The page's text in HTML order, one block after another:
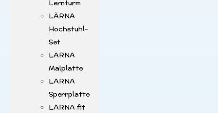
Lernturm
LÄRNA
Hochstuhl-
Set
LÄRNA
Malplatte
LÄRNA
Sperrplatte
LÄRNA fit